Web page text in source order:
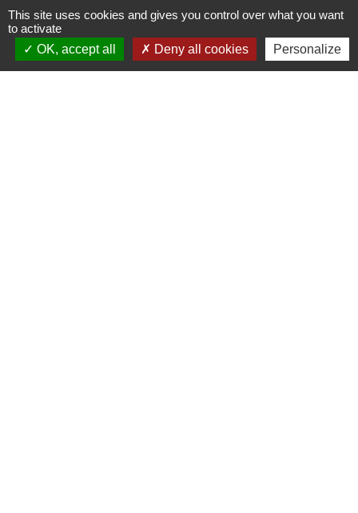
Mairie de Marssac-sur-Tarn
2 Rue Tonimarié
81150 Marssac-sur-Tarn - FRANCE
This site uses cookies and gives you control over what you want
to activate
OK, accept all
Deny all cookies Personalize